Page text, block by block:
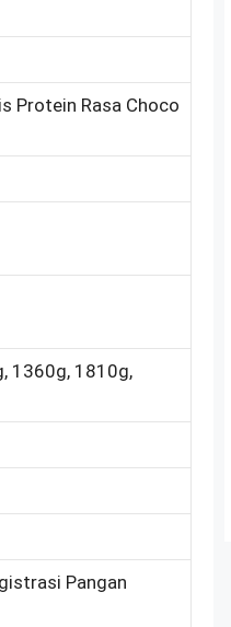
Protein Rasa Choco
1360g, 1810g,
Pangan